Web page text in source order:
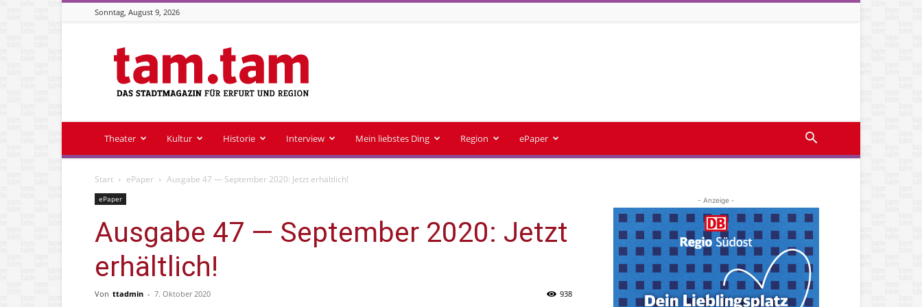
Sonntag, August 9, 2026
Stadtmagazin
tam.tam
Theater Kultur Historie Interview Mein liebstes Ding Region ePaper
Start ePaper Ausgabe 47 — September 2020: Jetzt erhältlich!
ePaper
Ausgabe 47 — September 2020: Jetzt
erhältlich!
Von ttadmin - 7. Oktober 2020 938
- Anzeige -